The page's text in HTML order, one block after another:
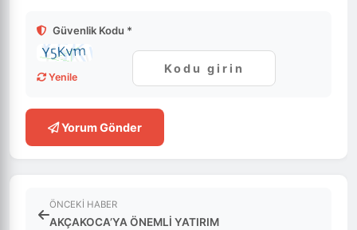
Güvenlik Kodu *
Yenile
Yorum Gönder
ÖNCEKI HABER
AKÇAKOCA’YA ÖNEMLİ YATIRIM